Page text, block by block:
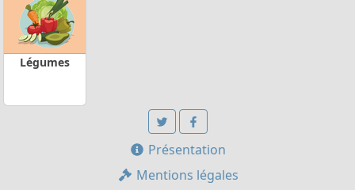
Légumes
Présentation
Mentions légales